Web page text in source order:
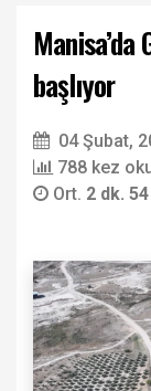
başlıyor
04 Şubat,
788 kez
Ort. 2 dk.